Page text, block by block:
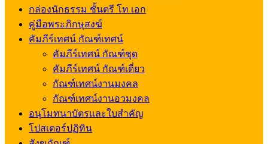
กล่องนักธรรม ชั้นตรี โท เอก
คู่มือพระภิกษุสงฆ์
คัมภีร์เทศน์ กัณฑ์เทศน์
คัมภีร์เทศน์ กัณฑ์ชุด
คัมภีร์เทศน์ กัณฑ์เดี่ยว
กัณฑ์เทศน์งานมงคล
กัณฑ์เทศน์งานอวมงคล
อนุโมทนาบัตรและใบสำคัญ
โปสเตอร์ปฏิทิน